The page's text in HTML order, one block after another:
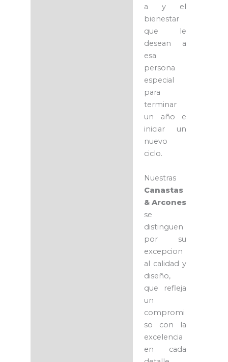
a y el
bienestar
que le
desean a
esa
persona
especial
para
terminar
un año e
iniciar un
nuevo
ciclo.
Nuestras
Canastas
& Arcones
se
distinguen
por su
excepcion
al calidad y
diseño,
que refleja
un
compromi
so con la
excelencia
en cada